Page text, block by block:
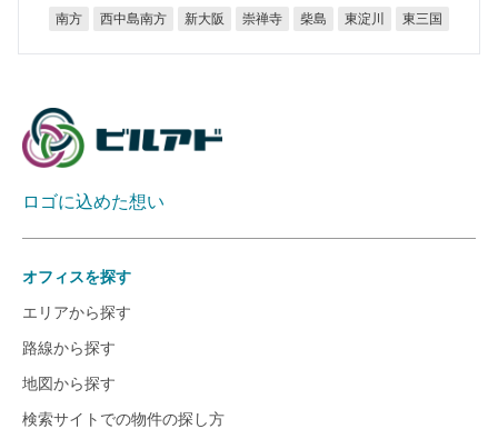
南方 西中島南方 新大阪 崇禅寺 柴島 東淀川 東三国
ロゴに込めた想い
オフィスを探す
エリアから探す
路線から探す
地図から探す
検索サイトでの物件の探し方